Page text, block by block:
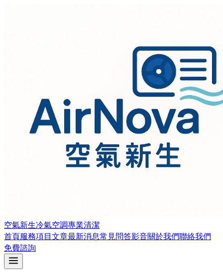
空氣新生冷氣空調專業清潔
首頁服務項目文章最新消息常見問答影音關於我們聯絡我們
免費諮詢